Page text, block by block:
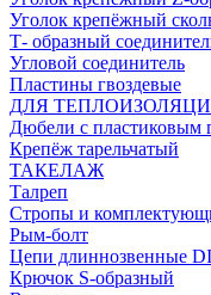
Уголок крепёжный
Т- образный
Угловой соединитель
Пластины гвоздевые
ДЛЯ
Дюбели с пластиковым
Крепёж тарельчатый
ТАКЕЛАЖ
Талреп
Стропы и
Рым-болт
Цепи длиннозвенные
Крючок S-образный